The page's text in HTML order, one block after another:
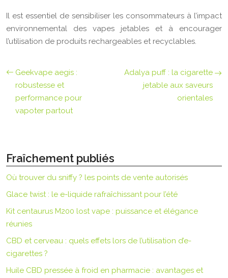
Il est essentiel de sensibiliser les consommateurs à l’impact
environnemental des vapes jetables et à encourager
l’utilisation de produits rechargeables et recyclables.
Geekvape aegis :
robustesse et
performance pour
vapoter partout
Adalya puff : la cigarette
jetable aux saveurs
orientales
Fraîchement publiés
Où trouver du sniffy ? les points de vente autorisés
Glace twist : le e-liquide rafraîchissant pour l’été
Kit centaurus M200 lost vape : puissance et élégance
réunies
CBD et cerveau : quels effets lors de l’utilisation d’e-
cigarettes ?
Huile CBD pressée à froid en pharmacie : avantages et